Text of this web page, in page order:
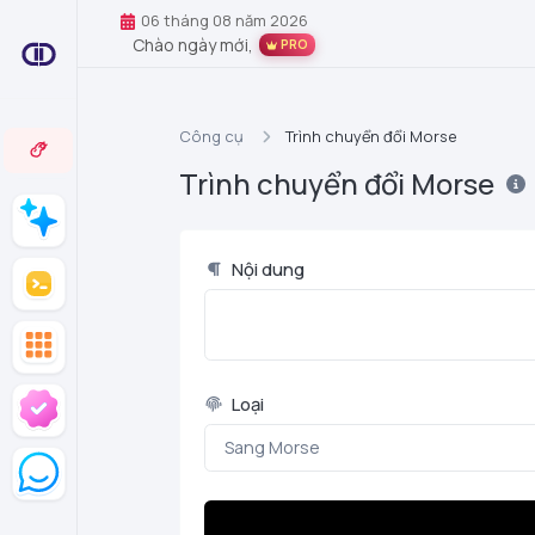
06 tháng 08 năm 2026
Chào ngày mới, PRO
Công cụ Trình chuyển đổi Morse
Trình chuyển đổi Morse
Nội dung
Loại